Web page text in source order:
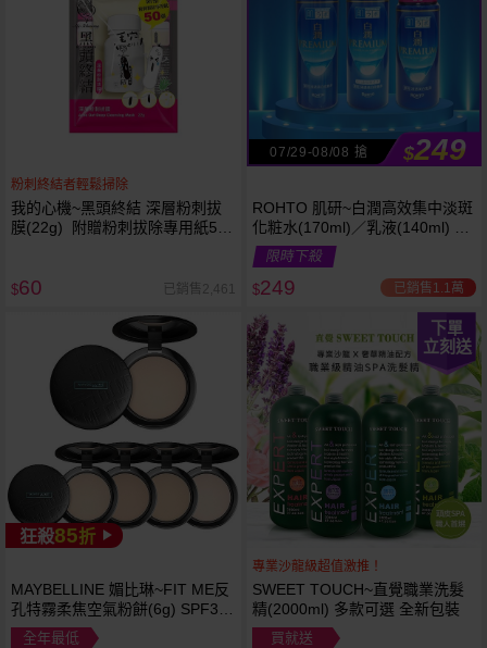
粉刺終結者輕鬆掃除
我的心機~黑頭終結 深層粉刺拔
膜(22g) 附贈粉刺拔除專用紙50
$60 已銷售2,461
07/29-08/08 搶 $249
ROHTO 肌研~白潤高效集中淡斑
化粧水(170ml)／乳液(140ml) 款
式可選
限時下殺
$249 已銷售1.1萬
狂殺85折
MAYBELLINE 媚比琳~FIT ME反
孔特霧柔焦空氣粉餅(6g) SPF32
PA+++ 款式可選 空氣小圓餅
全年最低
下單
立刻送
專業沙龍級超值激推！
SWEET TOUCH~直覺職業洗髮
精(2000ml) 多款可選 全新包裝
買就送